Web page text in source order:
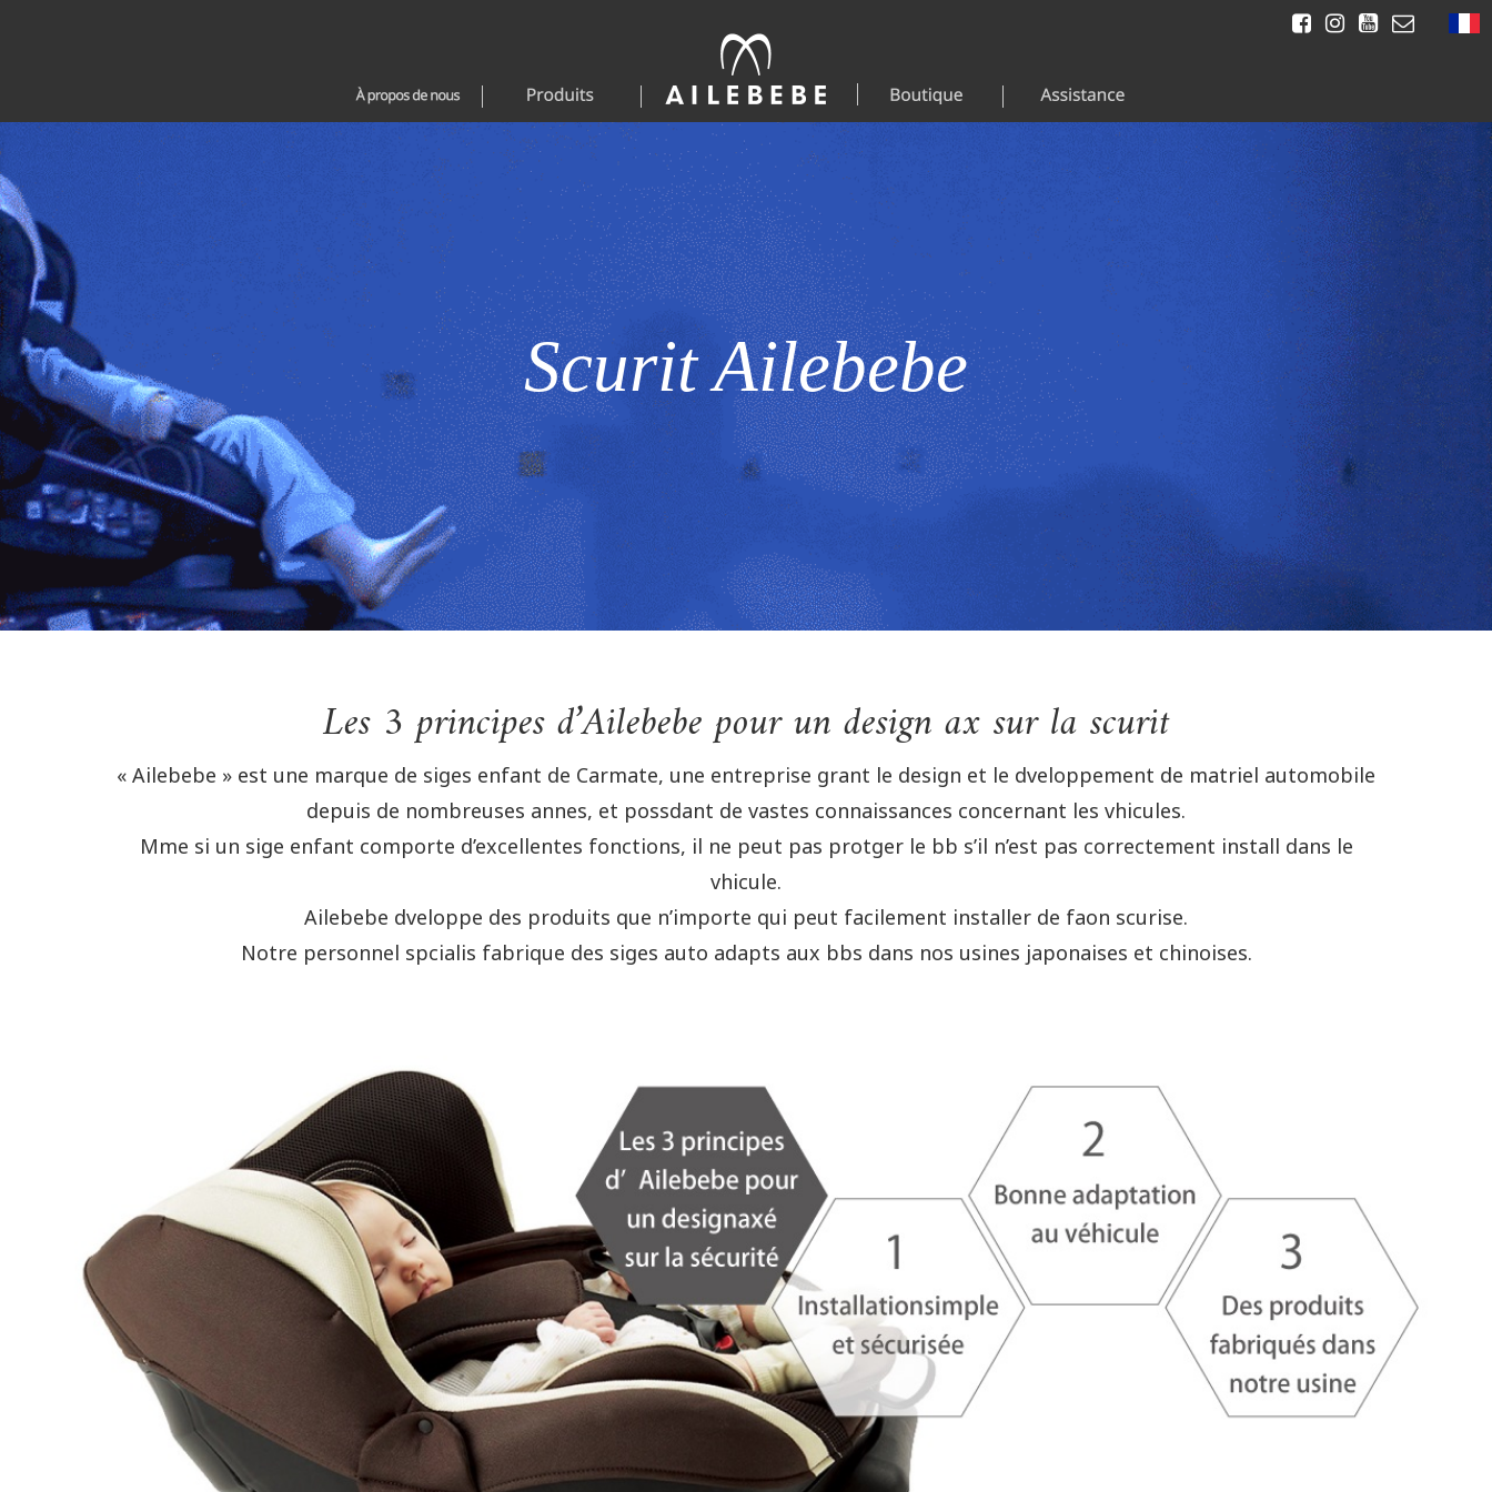
Scurit Ailebebe
Les 3 principes d’Ailebebe pour un design ax sur la scurit
« Ailebebe » est une marque de siges enfant de Carmate, une entreprise grant le design et le dveloppement de matriel automobile
depuis de nombreuses annes, et possdant de vastes connaissances concernant les vhicules.
Mme si un sige enfant comporte d’excellentes fonctions, il ne peut pas protger le bb s’il n’est pas correctement install dans le
vhicule.
Ailebebe dveloppe des produits que n’importe qui peut facilement installer de faon scurise.
Notre personnel spcialis fabrique des siges auto adapts aux bbs dans nos usines japonaises et chinoises.